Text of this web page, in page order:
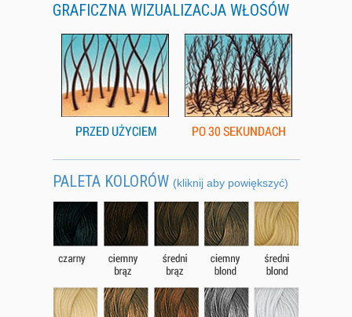
GRAFICZNA WIZUALIZACJA WŁOSÓW
PALETA KOLORÓW (kliknij aby powiększyć)